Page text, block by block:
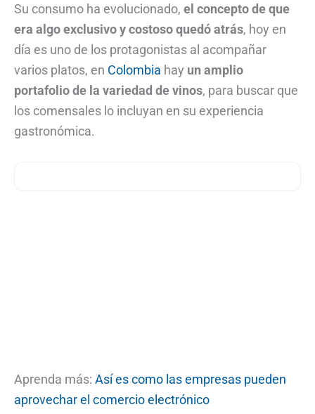
Su consumo ha evolucionado, el concepto de que
era algo exclusivo y costoso quedó atrás, hoy en
día es uno de los protagonistas al acompañar
varios platos, en Colombia hay un amplio
portafolio de la variedad de vinos, para buscar que
los comensales lo incluyan en su experiencia
gastronómica.
Aprenda más: Así es como las empresas pueden
aprovechar el comercio electrónico